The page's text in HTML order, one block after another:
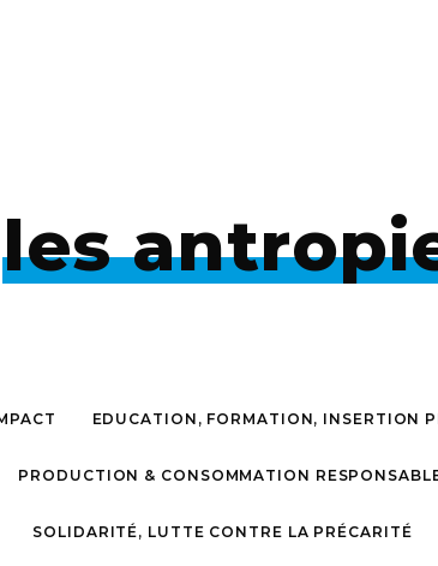
les
EDUCATION, FORMATION, INSERTION
PRODUCTION & CONSOMMATION
SOLIDARITÉ, LUTTE CONTRE LA PRÉCARITÉ